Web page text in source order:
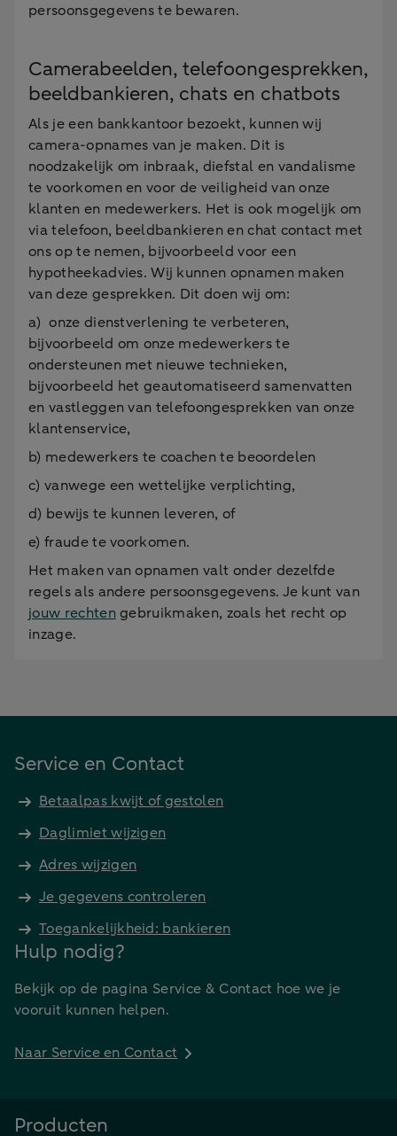
persoonsgegevens te bewaren.
Camerabeelden, telefoongesprekken,
beeldbankieren, chats en chatbots
Als je een bankkantoor bezoekt, kunnen wij
camera-opnames van je maken. Dit is
noodzakelijk om inbraak, diefstal en vandalisme
te voorkomen en voor de veiligheid van onze
klanten en medewerkers. Het is ook mogelijk om
via telefoon, beeldbankieren en chat contact met
ons op te nemen, bijvoorbeeld voor een
hypotheekadvies. Wij kunnen opnamen maken
van deze gesprekken. Dit doen wij om:
a) onze dienstverlening te verbeteren,
bijvoorbeeld om onze medewerkers te
ondersteunen met nieuwe technieken,
bijvoorbeeld het geautomatiseerd samenvatten
en vastleggen van telefoongesprekken van onze
klantenservice,
b) medewerkers te coachen te beoordelen
c) vanwege een wettelijke verplichting,
d) bewijs te kunnen leveren, of
e) fraude te voorkomen.
Het maken van opnamen valt onder dezelfde
regels als andere persoonsgegevens. Je kunt van
jouw rechtengebruikmaken, zoals het recht op
inzage.
Service en Contact
Betaalpas kwijt of gestolen
Daglimiet wijzigen
Adres wijzigen
Je gegevens controleren
Toegankelijkheid: bankieren
Hulp nodig?
Bekijk op de pagina Service & Contact hoe we je
vooruit kunnen helpen.
Naar Service en Contact
Producten